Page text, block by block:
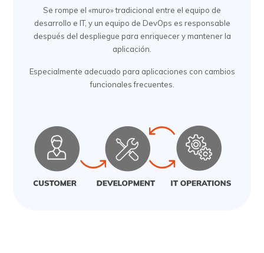
Se rompe el «muro» tradicional entre el equipo de
desarrollo e IT, y un equipo de DevOps es responsable
después del despliegue para enriquecer y mantener la
aplicación.
Especialmente adecuado para aplicaciones con cambios
funcionales frecuentes.